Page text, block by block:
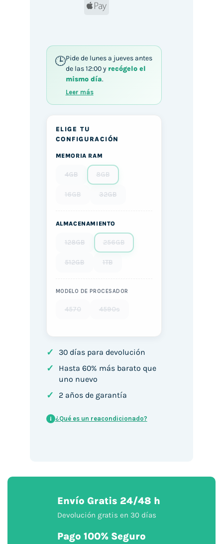
Apple
Pide de lunes a jueves antes
de las 12:00 y recógelo el
mismo día.
Leer más
ELIGE TU
CONFIGURACIÓN
MEMORIA RAM
4GB 8GB
16GB 32GB
ALMACENAMIENTO
128GB 256GB
512GB 1TB
MODELO DE PROCESADOR
4570 4590s
✓ 30 días para devolución
✓
Hasta 60% más barato que
uno nuevo
✓ 2 años de garantía
i ¿Qué es un reacondicionado?
Envío Gratis 24/48 h
Devolución gratis en 30 días
Pago 100% Seguro